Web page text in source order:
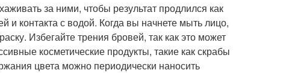
за ними, чтобы результат продлился как
и контакта с водой. Когда вы начнете мыть лицо,
Избегайте трения бровей, так как это может
косметические продукты, такие как скрабы
цвета можно периодически наносить